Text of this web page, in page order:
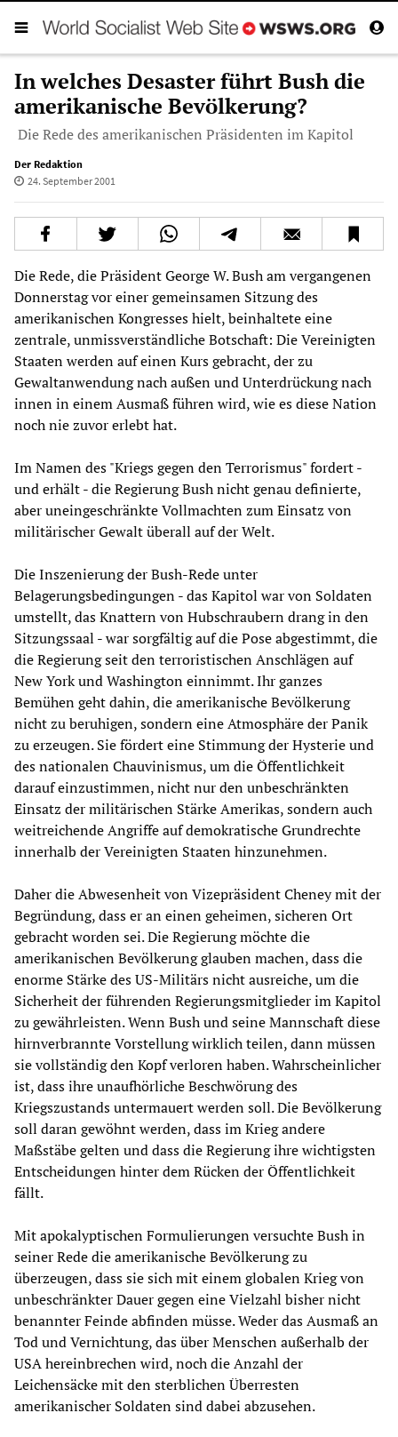
In welches Desaster führt Bush die
amerikanische Bevölkerung?
Die Rede des amerikanischen Präsidenten im Kapitol
Der Redaktion
24. September 2001
Die Rede, die Präsident George W. Bush am vergangenen
Donnerstag vor einer gemeinsamen Sitzung des
amerikanischen Kongresses hielt, beinhaltete eine
zentrale, unmissverständliche Botschaft: Die Vereinigten
Staaten werden auf einen Kurs gebracht, der zu
Gewaltanwendung nach außen und Unterdrückung nach
innen in einem Ausmaß führen wird, wie es diese Nation
noch nie zuvor erlebt hat.
Im Namen des "Kriegs gegen den Terrorismus" fordert -
und erhält - die Regierung Bush nicht genau definierte,
aber uneingeschränkte Vollmachten zum Einsatz von
militärischer Gewalt überall auf der Welt.
Die Inszenierung der Bush-Rede unter
Belagerungsbedingungen - das Kapitol war von Soldaten
umstellt, das Knattern von Hubschraubern drang in den
Sitzungssaal - war sorgfältig auf die Pose abgestimmt, die
die Regierung seit den terroristischen Anschlägen auf
New York und Washington einnimmt. Ihr ganzes
Bemühen geht dahin, die amerikanische Bevölkerung
nicht zu beruhigen, sondern eine Atmosphäre der Panik
zu erzeugen. Sie fördert eine Stimmung der Hysterie und
des nationalen Chauvinismus, um die Öffentlichkeit
darauf einzustimmen, nicht nur den unbeschränkten
Einsatz der militärischen Stärke Amerikas, sondern auch
weitreichende Angriffe auf demokratische Grundrechte
innerhalb der Vereinigten Staaten hinzunehmen.
Daher die Abwesenheit von Vizepräsident Cheney mit der
Begründung, dass er an einen geheimen, sicheren Ort
gebracht worden sei. Die Regierung möchte die
amerikanischen Bevölkerung glauben machen, dass die
enorme Stärke des US-Militärs nicht ausreiche, um die
Sicherheit der führenden Regierungsmitglieder im Kapitol
zu gewährleisten. Wenn Bush und seine Mannschaft diese
hirnverbrannte Vorstellung wirklich teilen, dann müssen
sie vollständig den Kopf verloren haben. Wahrscheinlicher
ist, dass ihre unaufhörliche Beschwörung des
Kriegszustands untermauert werden soll. Die Bevölkerung
soll daran gewöhnt werden, dass im Krieg andere
Maßstäbe gelten und dass die Regierung ihre wichtigsten
Entscheidungen hinter dem Rücken der Öffentlichkeit
fällt.
Mit apokalyptischen Formulierungen versuchte Bush in
seiner Rede die amerikanische Bevölkerung zu
überzeugen, dass sie sich mit einem globalen Krieg von
unbeschränkter Dauer gegen eine Vielzahl bisher nicht
benannter Feinde abfinden müsse. Weder das Ausmaß an
Tod und Vernichtung, das über Menschen außerhalb der
USA hereinbrechen wird, noch die Anzahl der
Leichensäcke mit den sterblichen Überresten
amerikanischer Soldaten sind dabei abzusehen.